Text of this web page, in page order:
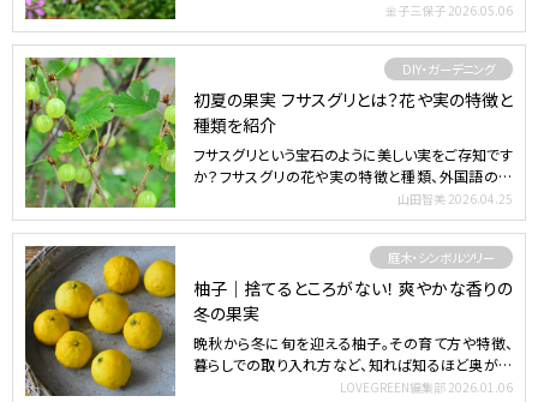
金子三保子 2026.05.06
DIY・ガーデニング
初夏の果実 フサスグリとは？花や実の特徴と
種類を紹介
フサスグリという宝石のように美しい実をご存知です
か？フサスグリの花や実の特徴と種類、外国語の名
山田智美 2026.04.25
庭木・シンボルツリー
柚子｜捨てるところがない！ 爽やかな香りの
冬の果実
晩秋から冬に旬を迎える柚子。その育て方や特徴、
暮らしでの取り入れ方など、知れば知るほど奥が深
LOVEGREEN編集部 2026.01.06